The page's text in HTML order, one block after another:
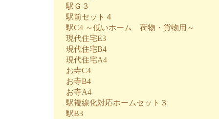
駅Ｇ３
駅前セット４
駅C4 ～低いホーム 荷物・貨物用～
現代住宅E3
現代住宅B4
現代住宅A4
お寺C4
お寺B4
お寺A4
駅複線化対応ホームセット３
駅B3